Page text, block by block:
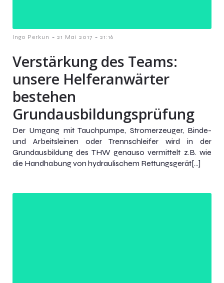
Ingo Perkun - 21 Mai 2017 - 21:16
Verstärkung des Teams:
unsere Helferanwärter
bestehen
Grundausbildungsprüfung
Der Umgang mit Tauchpumpe, Stromerzeuger, Binde-
und Arbeitsleinen oder Trennschleifer wird in der
Grundausbildung des THW genauso vermittelt z.B. wie
die Handhabung von hydraulischem Rettungsgerät[…]